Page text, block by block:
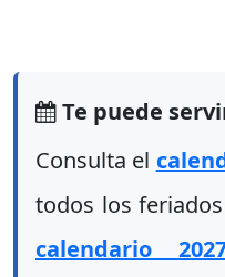
Te puede
Consulta el
todos los
calendario